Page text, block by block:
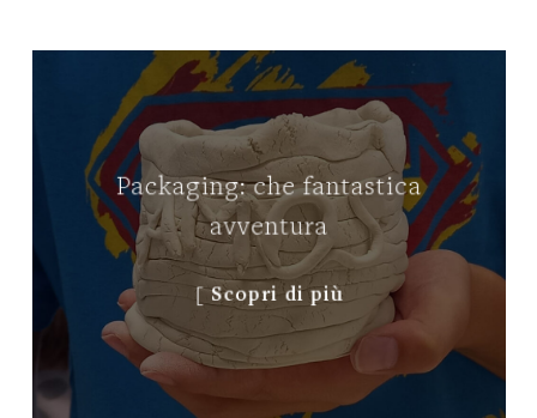
Packaging: che fantastica
avventura
[ Scopri di più